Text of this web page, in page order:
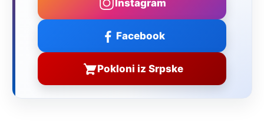
Instagram
Facebook
Pokloni iz Srpske